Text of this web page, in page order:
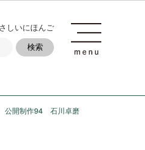
しいにほんご
公開制作94 石川卓磨